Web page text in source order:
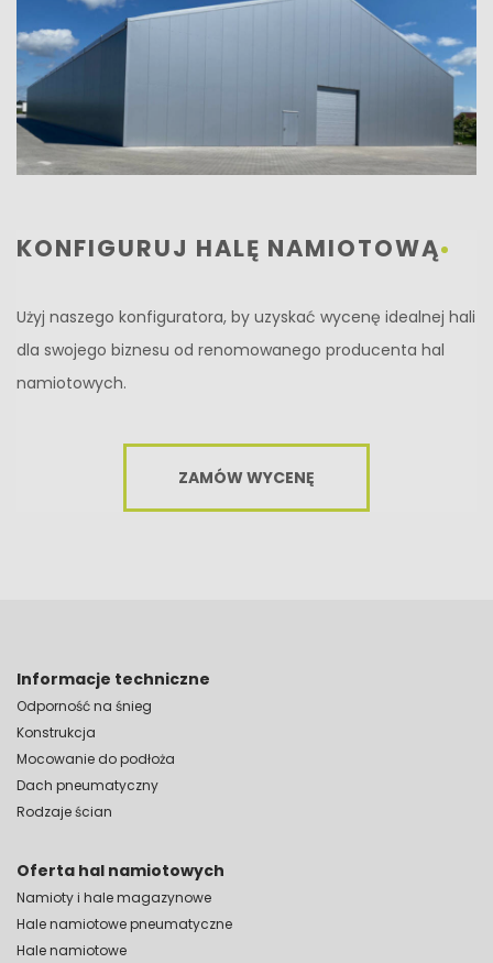
KONFIGURUJ HALĘ NAMIOTOWĄ
Użyj naszego konfiguratora, by uzyskać wycenę idealnej hali
dla swojego biznesu od renomowanego producenta hal
namiotowych.
ZAMÓW WYCENĘ
Informacje techniczne
Odporność na śnieg
Konstrukcja
Mocowanie do podłoża
Dach pneumatyczny
Rodzaje ścian
Oferta hal namiotowych
Namioty i hale magazynowe
Hale namiotowe pneumatyczne
Hale namiotowe